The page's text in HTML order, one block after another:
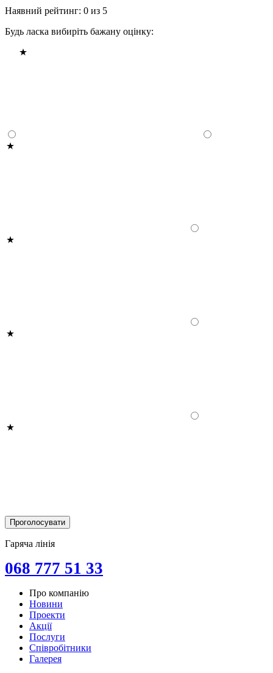
Наявний рейтинг: 0 из 5
Будь ласка вибиріть бажану оцінку:
Гаряча лінія
068 777 51 33
Про компанію
Новини
Проекти
Акції
Послуги
Співробітники
Галерея